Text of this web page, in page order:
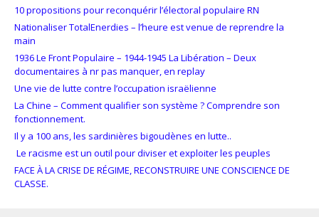
10 propositions pour reconquérir l’électoral populaire RN
Nationaliser TotalEnerdies – l’heure est venue de reprendre la
main
1936 Le Front Populaire – 1944-1945 La Libération – Deux
documentaires à nr pas manquer, en replay
Une vie de lutte contre l’occupation israëlienne
La Chine – Comment qualifier son système ? Comprendre son
fonctionnement.
Il y a 100 ans, les sardinières bigoudènes en lutte..
Le racisme est un outil pour diviser et exploiter les peuples
FACE À LA CRISE DE RÉGIME, RECONSTRUIRE UNE CONSCIENCE DE
CLASSE.